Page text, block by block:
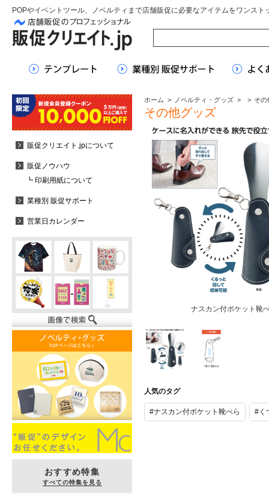
POPやイベントツール、ノベルティまで店舗販促に必要なアイテムをワンスト
ホーム > ノベルティ・グッズ > > その
その他グッズ
ナスカン付ポケット靴
ケット靴べら
人気のタグ
#ナスカン付ポケット靴べら #く
販促クリエイト.jpについて
販促ノウハウ
┗ 印刷用紙について
業種別 販促サポート
営業日カレンダー
おすすめ特集
すべての特集を見る